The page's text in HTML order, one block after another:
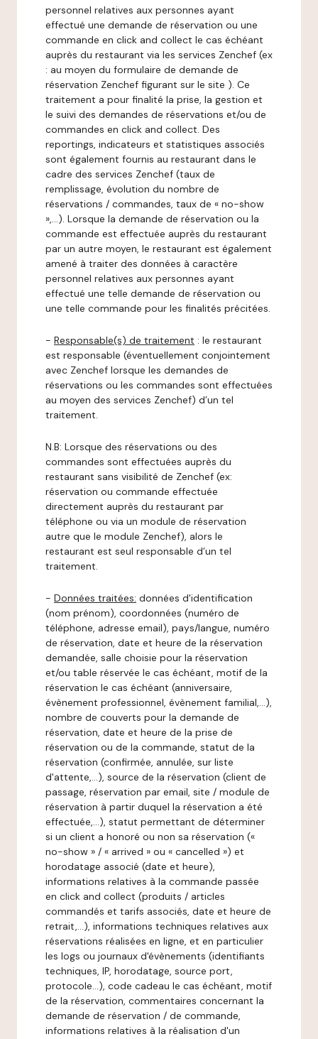
personnel relatives aux personnes ayant
effectué une demande de réservation ou une
commande en click and collect le cas échéant
auprès du restaurant via les services Zenchef (ex
: au moyen du formulaire de demande de
réservation Zenchef figurant sur le site ). Ce
traitement a pour finalité la prise, la gestion et
le suivi des demandes de réservations et/ou de
commandes en click and collect. Des
reportings, indicateurs et statistiques associés
sont également fournis au restaurant dans le
cadre des services Zenchef (taux de
remplissage, évolution du nombre de
réservations / commandes, taux de « no-show
»,…). Lorsque la demande de réservation ou la
commande est effectuée auprès du restaurant
par un autre moyen, le restaurant est également
amené à traiter des données à caractère
personnel relatives aux personnes ayant
effectué une telle demande de réservation ou
une telle commande pour les finalités précitées.
- Responsable(s) de traitement : le restaurant
est responsable (éventuellement conjointement
avec Zenchef lorsque les demandes de
réservations ou les commandes sont effectuées
au moyen des services Zenchef) d’un tel
traitement.
N.B: Lorsque des réservations ou des
commandes sont effectuées auprès du
restaurant sans visibilité de Zenchef (ex:
réservation ou commande effectuée
directement auprès du restaurant par
téléphone ou via un module de réservation
autre que le module Zenchef), alors le
restaurant est seul responsable d’un tel
traitement.
- Données traitées: données d'identification
(nom prénom), coordonnées (numéro de
téléphone, adresse email), pays/langue, numéro
de réservation, date et heure de la réservation
demandée, salle choisie pour la réservation
et/ou table réservée le cas échéant, motif de la
réservation le cas échéant (anniversaire,
évènement professionnel, évènement familial,…),
nombre de couverts pour la demande de
réservation, date et heure de la prise de
réservation ou de la commande, statut de la
réservation (confirmée, annulée, sur liste
d'attente,…), source de la réservation (client de
passage, réservation par email, site / module de
réservation à partir duquel la réservation a été
effectuée,…), statut permettant de déterminer
si un client a honoré ou non sa réservation («
no-show » / « arrived » ou « cancelled ») et
horodatage associé (date et heure),
informations relatives à la commande passée
en click and collect (produits / articles
commandés et tarifs associés, date et heure de
retrait,…), informations techniques relatives aux
réservations réalisées en ligne, et en particulier
les logs ou journaux d'évènements (identifiants
techniques, IP, horodatage, source port,
protocole…), code cadeau le cas échéant, motif
de la réservation, commentaires concernant la
demande de réservation / de commande,
informations relatives à la réalisation d'un